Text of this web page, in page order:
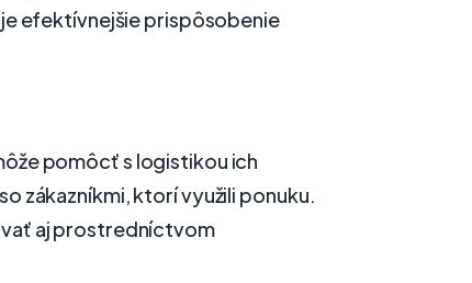
efektívnejšie prispôsobenie
pomôcť s logistikou ich
zákazníkmi, ktorí využili ponuku.
aj prostredníctvom